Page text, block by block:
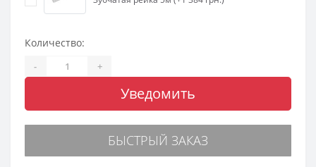
Количество:
- +
Уведомить
БЫСТРЫЙ ЗАКАЗ